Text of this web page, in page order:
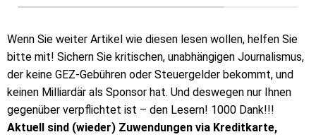
Wenn Sie weiter Artikel wie diesen lesen wollen, helfen Sie
bitte mit! Sichern Sie kritischen, unabhängigen Journalismus,
der keine GEZ-Gebühren oder Steuergelder bekommt, und
keinen Milliardär als Sponsor hat. Und deswegen nur Ihnen
gegenüber verpflichtet ist – den Lesern! 1000 Dank!!!
Aktuell sind (wieder) Zuwendungen via Kreditkarte,